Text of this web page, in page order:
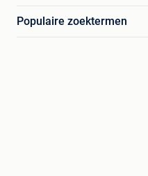
Populaire zoektermen